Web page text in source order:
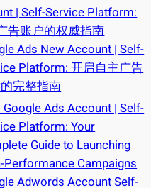
| Self-Service Platform:
告账户的权威指南
Ads New Account | Self-
Platform: 开启自主广告
完整指南
Google Ads Account | Self-
Platform: Your
Guide to Launching
Performance Campaigns
Adwords Account Self-